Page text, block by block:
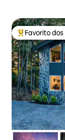
Favoritos dos
Favorito